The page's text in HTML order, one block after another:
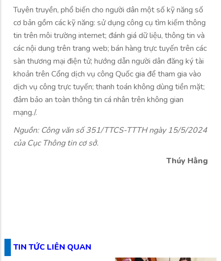
Tuyên truyền, phổ biến cho người dân một số kỹ năng số
cơ bản gồm các kỹ năng: sử dụng công cụ tìm kiếm thông
tin trên môi trường internet; đánh giá dữ liệu, thông tin và
các nội dung trên trang web; bán hàng trực tuyến trên các
sàn thương mại điện tử; hướng dẫn người dân đăng ký tài
khoản trên Cổng dịch vụ công Quốc gia để tham gia vào
dịch vụ công trực tuyến; thanh toán không dùng tiền mặt;
đảm bảo an toàn thông tin cá nhân trên không gian
mạng./.
Nguồn: Công văn số 351/TTCS-TTTH ngày 15/5/2024
của Cục Thông tin cơ sở.
Thúy Hằng
TIN TỨC LIÊN QUAN